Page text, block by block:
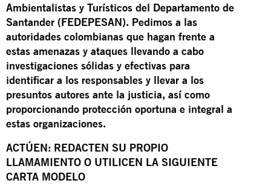
Ambientalistas y Turísticos del Departamento de
Santander (FEDEPESAN). Pedimos a las
autoridades colombianas que hagan frente a
estas amenazas y ataques llevando a cabo
investigaciones sólidas y efectivas para
identificar a los responsables y llevar a los
presuntos autores ante la justicia, así como
proporcionando protección oportuna e integral a
estas organizaciones.
ACTÚEN: REDACTEN SU PROPIO
LLAMAMIENTO O UTILICEN LA SIGUIENTE
CARTA MODELO